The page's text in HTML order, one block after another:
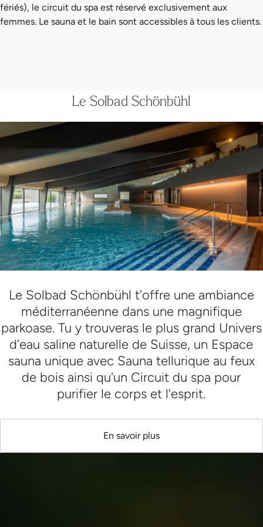
fériés), le circuit du spa est réservé exclusivement aux
femmes. Le sauna et le bain sont accessibles à tous les clients.
Le Solbad Schönbühl
Le Solbad Schönbühl t'offre une ambiance
méditerranéenne dans une magnifique
parkoase. Tu y trouveras le plus grand Univers
d'eau saline naturelle de Suisse, un Espace
sauna unique avec Sauna tellurique au feux
de bois ainsi qu'un Circuit du spa pour
purifier le corps et l'esprit.
En savoir plus